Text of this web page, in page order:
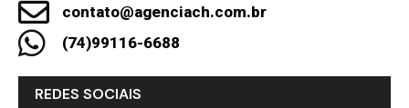
contato@agenciach.com.br
(74)99116-6688
REDES SOCIAIS